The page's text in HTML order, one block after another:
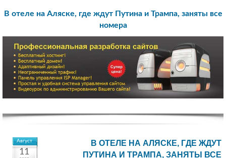
В отеле на Аляске, где ждут Путина и Трампа, заняты все
номера
Август
11
В ОТЕЛЕ НА АЛЯСКЕ, ГДЕ ЖДУТ
ПУТИНА И ТРАМПА, ЗАНЯТЫ ВСЕ